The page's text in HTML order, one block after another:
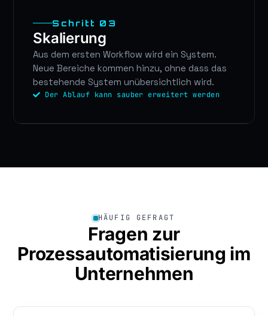
Schritt 03
Skalierung
Aus dem ersten Workflow wird ein System.
Neue Bereiche kommen hinzu, ohne dass das
bestehende System unübersichtlich wird.
Der Ablauf kann sauber erweitert werden
HÄUFIG GEFRAGT
Fragen zur
Prozessautomatisierung im
Unternehmen